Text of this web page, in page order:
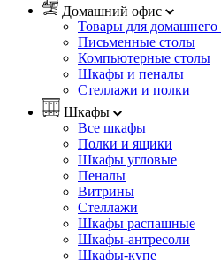
Домашний офис
Товары для домашнего
Письменные столы
Компьютерные столы
Шкафы и пеналы
Стеллажи и полки
Шкафы
Все шкафы
Полки и ящики
Шкафы угловые
Пеналы
Витрины
Стеллажи
Шкафы распашные
Шкафы-антресоли
Шкафы-купе